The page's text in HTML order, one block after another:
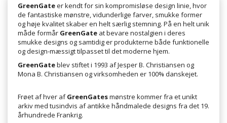
GreenGateer kendt for sin kompromisløse design linie, hvor
de fantastiske mønstre, vidunderlige farver, smukke former
og høje kvalitet skaber en helt særlig stemning. På en helt unik
måde formår GreenGate at bevare nostalgien i deres
smukke designs og samtidig er produkterne både funktionelle
og design-mæssigt tilpasset til det moderne hjem.
GreenGateblev stiftet i 1993 af Jesper B. Christiansen og
Mona B. Christiansen og virksomheden er 100% danskejet.
Frøet af hver afGreenGatesmønstre kommer fra et unikt
arkiv med tusindvis af antikke håndmalede designs fra det 19.
århundrede Frankrig.